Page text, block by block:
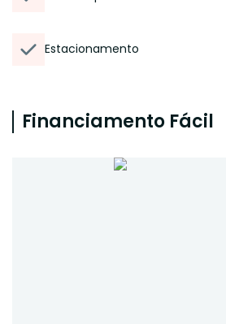
Estacionamento
Financiamento Fácil